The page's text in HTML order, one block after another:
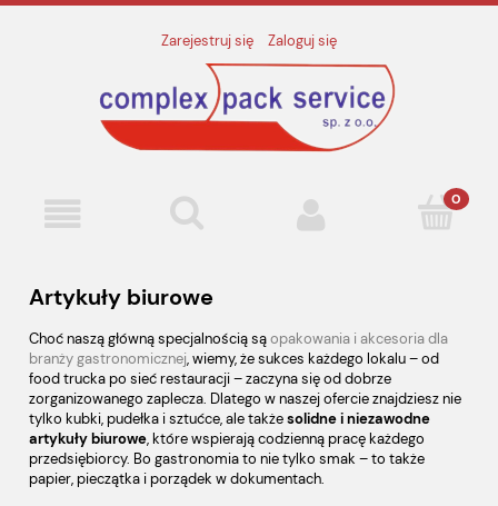
Zarejestruj się Zaloguj się
Artykuły biurowe
Choć naszą główną specjalnością sąopakowania i akcesoria dla
branży gastronomicznej, wiemy, że sukces każdego lokalu – od
food trucka po sieć restauracji – zaczyna się od dobrze
zorganizowanego zaplecza. Dlatego w naszej ofercie znajdziesz nie
tylko kubki, pudełka i sztućce, ale takżesolidne i niezawodne
artykuły biurowe, które wspierają codzienną pracę każdego
przedsiębiorcy. Bo gastronomia to nie tylko smak – to także
papier, pieczątka i porządek w dokumentach.